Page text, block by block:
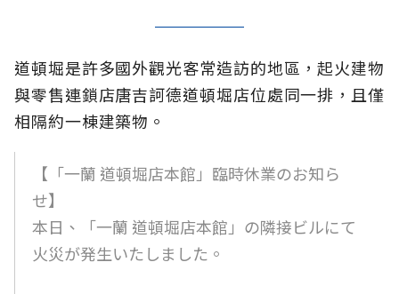
道頓堀是許多國外觀光客常造訪的地區，起火建物
與零售連鎖店唐吉訶德道頓堀店位處同一排，且僅
相隔約一棟建築物。
【「一蘭 道頓堀店本館」臨時休業のお知ら
せ】
本日、「一蘭 道頓堀店本館」の隣接ビルにて
火災が発生いたしました。